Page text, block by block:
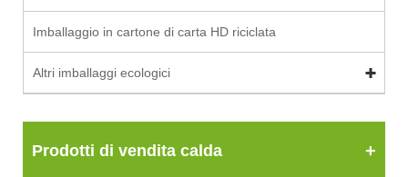
Imballaggio in cartone di carta HD riciclata
Altri imballaggi ecologici
Prodotti di vendita calda